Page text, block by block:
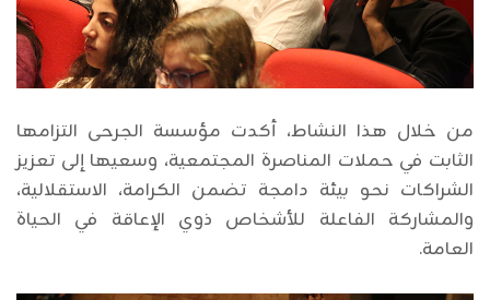
من خلال هذا النشاط، أكدت مؤسسة الجرحى التزامها
الثابت في حملات المناصرة المجتمعية، وسعيها إلى تعزيز
الشراكات نحو بيئة دامجة تضمن الكرامة، الاستقلالية،
والمشاركة الفاعلة للأشخاص ذوي الإعاقة في الحياة
العامة.